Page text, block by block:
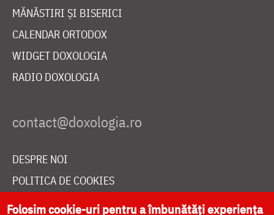
MĂNĂSTIRI ȘI BISERICI
CALENDAR ORTODOX
WIDGET DOXOLOGIA
RADIO DOXOLOGIA
DESPRE NOI
POLITICA DE COOKIES
DONEAZĂ ONLINE PENTRU CATEDRALA NAȚIONALĂ
Folosim cookie-uri pentru a îmbunătăți experiența